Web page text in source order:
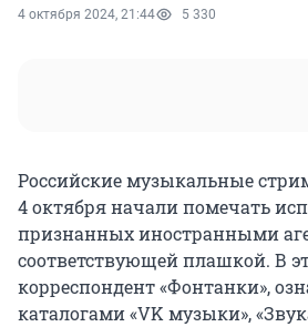
4 октября 2024, 21:44 5 330
Российские музыкальные
4 октября начали помечать
признанных иностранными
соответствующей плашкой. В
корреспондент «Фонтанки»,
каталогами «VK музыки»,